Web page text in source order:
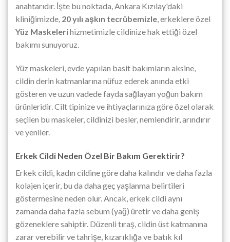
anahtarıdır. İşte bu noktada, Ankara Kızılay'daki
kliniğimizde, 20 yılı aşkın tecrübemizle, erkeklere özel
Yüz Maskelerihizmetimizle cildinize hak ettiği özel
bakımı sunuyoruz.
Yüz maskeleri, evde yapılan basit bakımların aksine,
cildin derin katmanlarına nüfuz ederek anında etki
gösteren ve uzun vadede fayda sağlayan yoğun bakım
ürünleridir. Cilt tipinize ve ihtiyaçlarınıza göre özel olarak
seçilen bu maskeler, cildinizi besler, nemlendirir, arındırır
ve yeniler.
Erkek Cildi Neden Özel Bir Bakım Gerektirir?
Erkek cildi, kadın cildine göre daha kalındır ve daha fazla
kolajen içerir, bu da daha geç yaşlanma belirtileri
göstermesine neden olur. Ancak, erkek cildi aynı
zamanda daha fazla sebum (yağ) üretir ve daha geniş
gözeneklere sahiptir. Düzenli tıraş, cildin üst katmanına
zarar verebilir ve tahrişe, kızarıklığa ve batık kıl